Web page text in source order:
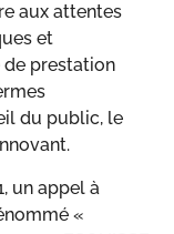
aux attentes
et
prestation
du public, le
un appel à
«